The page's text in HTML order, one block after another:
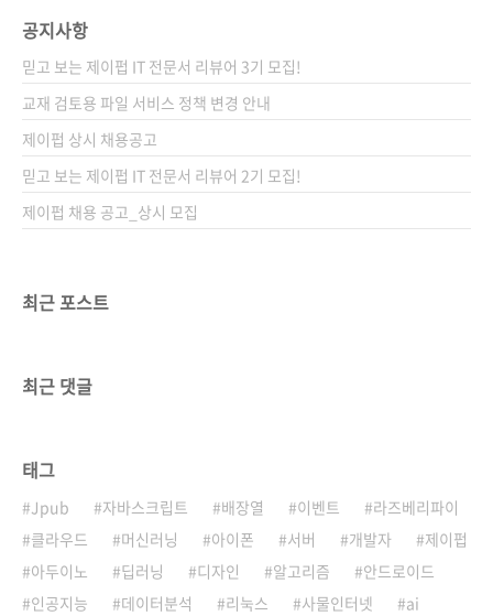
공지사항
믿고 보는 제이펍 IT 전문서 리뷰어 3기 모집!
교재 검토용 파일 서비스 정책 변경 안내
제이펍 상시 채용공고
믿고 보는 제이펍 IT 전문서 리뷰어 2기 모집!
제이펍 채용 공고_상시 모집
최근 포스트
최근 댓글
태그
Jpub 자바스크립트 배장열 이벤트
라즈베리파이
클라우드
머신러닝 아이폰 서버 개발자
제이펍
아두이노
딥러닝 디자인 알고리즘
안드로이드
인공지능
데이터분석 리눅스 사물인터넷
ai